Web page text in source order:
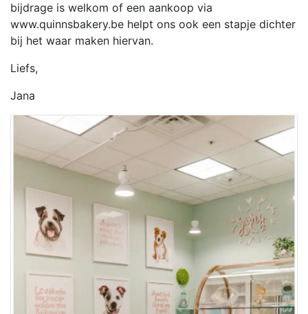
bijdrage is welkom of een aankoop via
www.quinnsbakery.be helpt ons ook een stapje dichter
bij het waar maken hiervan.
Liefs,
Jana